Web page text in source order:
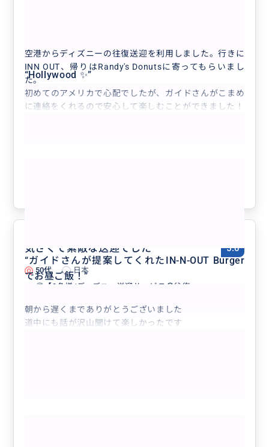
“Hollywood ✨”
“ガイドさんが提案してくれたIN-N-OUT Burger
でお昼ご飯！”
空港からディズニーの往復送迎を利用しました。行きに
INN OUT、帰りはRandy's Donutsに寄ってもらいまし
た。
初めてのアメリカで心配でしたが、ガイドさんがこまめ
に連絡をくれるので安心して楽しむことができました！
気さくで素敵な送迎でした 5.0
50代
日本
🉐【3名様/ディズニー送迎サービス🎡往復...
朝から遅くまでありがとうございました
道中にも話が沢山聞けて楽しかったです